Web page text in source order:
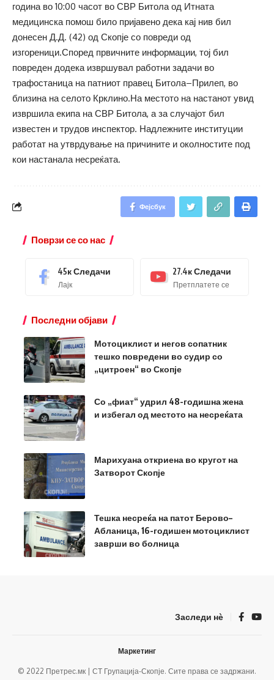
година во 10:00 часот во СВР Битола од Итната
медицинска помош било пријавено дека кај нив бил
донесен Д.Д. (42) од Скопје со повреди од
изгореници.Според првичните информации, тој бил
повреден додека извршувал работни задачи во
трафостаница на патниот правец Битола–Прилеп, во
близина на селото Крклино.На местото на настанот увид
извршила екипа на СВР Битола, а за случајот бил
известен и трудов инспектор. Надлежните институции
работат на утврдување на причините и околностите под
кои настанала несреќата.
Фејсбук
Поврзи се со нас
45кСледачи
Лајк
27.4кСледачи
Претплатете се
Последни објави
Мотоциклист и негов сопатник
тешко повредени во судир со
„цитроен“ во Скопје
Со „фиат“ удрил 48-годишна жена
и избегал од местото на несреќата
Марихуана откриена во кругот на
Затворот Скопје
Тешка несреќа на патот Берово–
Абланица, 16-годишен мотоциклист
заврши во болница
Заследи нѐ
© 2022 Претрес.мк | СТ Групација-Скопје. Сите права се задржани.
Маркетинг